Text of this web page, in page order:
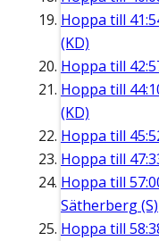
Hoppa till
(KD)
Hoppa till
Hoppa till
(KD)
Hoppa till
Hoppa till
Hoppa till
Sätherberg (S)
Hoppa till